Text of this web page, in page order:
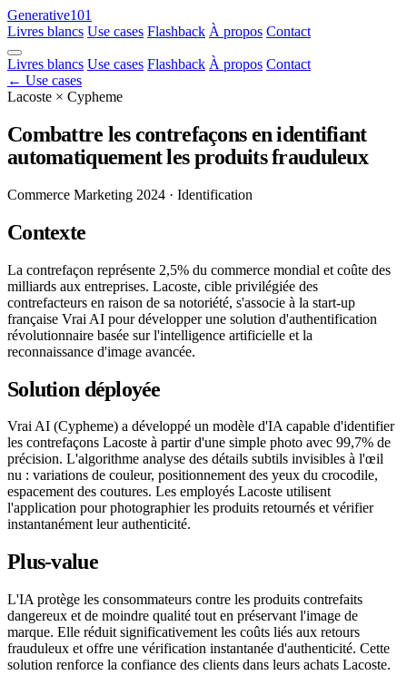
Generative101
Livres blancs Use cases Flashback À propos Contact
Livres blancs Use cases Flashback À propos Contact
← Use cases
Lacoste × Cypheme
Combattre les contrefaçons en identifiant
automatiquement les produits frauduleux
Commerce Marketing 2024 · Identification
Contexte
La contrefaçon représente 2,5% du commerce mondial et coûte des
milliards aux entreprises. Lacoste, cible privilégiée des
contrefacteurs en raison de sa notoriété, s'associe à la start-up
française Vrai AI pour développer une solution d'authentification
révolutionnaire basée sur l'intelligence artificielle et la
reconnaissance d'image avancée.
Solution déployée
Vrai AI (Cypheme) a développé un modèle d'IA capable d'identifier
les contrefaçons Lacoste à partir d'une simple photo avec 99,7% de
précision. L'algorithme analyse des détails subtils invisibles à l'œil
nu : variations de couleur, positionnement des yeux du crocodile,
espacement des coutures. Les employés Lacoste utilisent
l'application pour photographier les produits retournés et vérifier
instantanément leur authenticité.
Plus-value
L'IA protège les consommateurs contre les produits contrefaits
dangereux et de moindre qualité tout en préservant l'image de
marque. Elle réduit significativement les coûts liés aux retours
frauduleux et offre une vérification instantanée d'authenticité. Cette
solution renforce la confiance des clients dans leurs achats Lacoste.